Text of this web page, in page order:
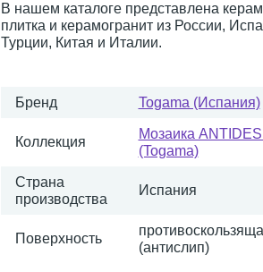
В нашем каталоге представлена
плитка и керамогранит из России,
Турции, Китая и Италии.
Бренд Togama (Испания)
Коллекция
Мозаика
(Togama)
Страна
производства
Испания
Поверхность
(антислип)